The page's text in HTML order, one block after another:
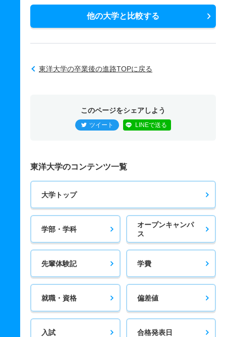
他の大学と比較する
東洋大学の卒業後の進路TOPに戻る
このページをシェアしよう
ツイート LINEで送る
東洋大学のコンテンツ一覧
大学トップ
学部・学科
オープンキャンパ
ス
先輩体験記 学費
就職・資格 偏差値
入試 合格発表日